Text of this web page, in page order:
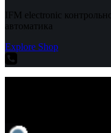
IFM electronic
автоматика
Explore Shop